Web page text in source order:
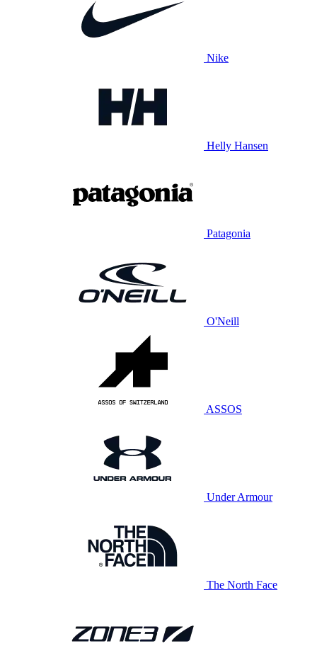
Nike
Helly Hansen
Patagonia
O'Neill
ASSOS
Under Armour
The North Face